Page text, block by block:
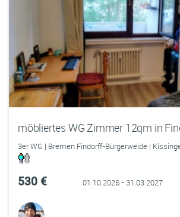
3er WG | Bremen Findorff-Bürgerweide |
530 € 01.10.2026 - 31.03.2027